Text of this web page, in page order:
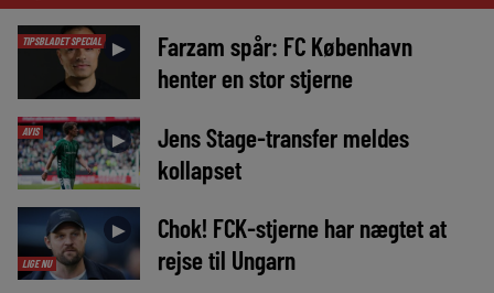
TIPSBLADET SPECIAL ►
Farzam spår: FC København
henter en stor stjerne
AVIS ►
Jens Stage-transfer meldes
kollapset
LIGE NU
►
Chok! FCK-stjerne har nægtet at
rejse til Ungarn